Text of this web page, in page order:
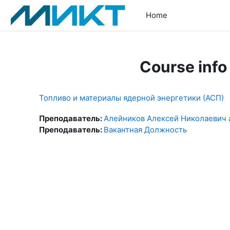
Skip to main content
Home
Course info
Топливо и материалы ядерной энергетики (АСП)
Преподаватель:Алейников Алексей Николаевич
Преподаватель: Вакантная Должность